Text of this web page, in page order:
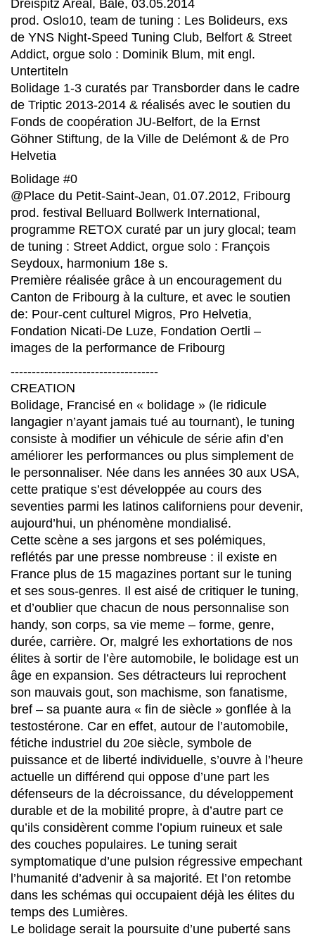
Dreispitz Areal, Bâle, 03.05.2014
prod. Oslo10, team de tuning : Les Bolideurs, exs
de YNS Night-Speed Tuning Club, Belfort & Street
Addict, orgue solo : Dominik Blum, mit engl.
Untertiteln
Bolidage 1-3 curatés par Transborder dans le cadre
de Triptic 2013-2014 & réalisés avec le soutien du
Fonds de coopération JU-Belfort, de la Ernst
Göhner Stiftung, de la Ville de Delémont & de Pro
Helvetia
Bolidage #0
@Place du Petit-Saint-Jean, 01.07.2012, Fribourg
prod. festival Belluard Bollwerk International,
programme RETOX curaté par un jury glocal; team
de tuning : Street Addict, orgue solo : François
Seydoux, harmonium 18e s.
Première réalisée grâce à un encouragement du
Canton de Fribourg à la culture, et avec le soutien
de: Pour-cent culturel Migros, Pro Helvetia,
Fondation Nicati-De Luze, Fondation Oertli –
images de la performance de Fribourg
-----------------------------------
CREATION
Bolidage, Francisé en « bolidage » (le ridicule
langagier n’ayant jamais tué au tournant), le tuning
consiste à modifier un véhicule de série afin d’en
améliorer les performances ou plus simplement de
le personnaliser. Née dans les années 30 aux USA,
cette pratique s’est développée au cours des
seventies parmi les latinos californiens pour devenir,
aujourd’hui, un phénomène mondialisé.
Cette scène a ses jargons et ses polémiques,
reflétés par une presse nombreuse : il existe en
France plus de 15 magazines portant sur le tuning
et ses sous-genres. Il est aisé de critiquer le tuning,
et d’oublier que chacun de nous personnalise son
handy, son corps, sa vie meme – forme, genre,
durée, carrière. Or, malgré les exhortations de nos
élites à sortir de l’ère automobile, le bolidage est un
âge en expansion. Ses détracteurs lui reprochent
son mauvais gout, son machisme, son fanatisme,
bref – sa puante aura « fin de siècle » gonflée à la
testostérone. Car en effet, autour de l’automobile,
fétiche industriel du 20e siècle, symbole de
puissance et de liberté individuelle, s’ouvre à l’heure
actuelle un différend qui oppose d’une part les
défenseurs de la décroissance, du développement
durable et de la mobilité propre, à d’autre part ce
qu’ils considèrent comme l’opium ruineux et sale
des couches populaires. Le tuning serait
symptomatique d’une pulsion régressive empechant
l’humanité d’advenir à sa majorité. Et l’on retombe
dans les schémas qui occupaient déjà les élites du
temps des Lumières.
Le bolidage serait la poursuite d’une puberté sans